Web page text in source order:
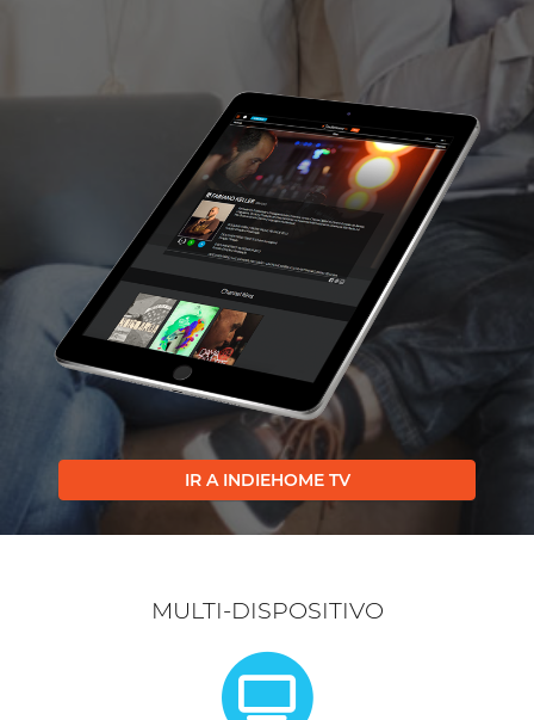
IR A INDIEHOME TV
MULTI-DISPOSITIVO